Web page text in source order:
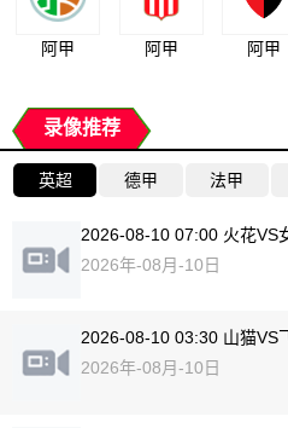
阿甲 阿甲 阿甲
录像推荐
英超 德甲 法甲
2026-08-10 07:00 火花VS
2026年-08月-10日
2026-08-10 03:30 山猫VS
2026年-08月-10日